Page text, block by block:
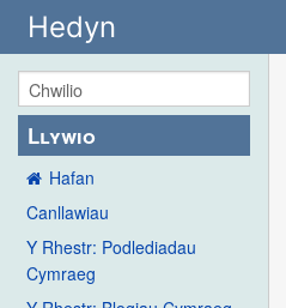
Hedyn
Llywio
Hafan
Canllawiau
Y Rhestr: Podlediadau
Cymraeg